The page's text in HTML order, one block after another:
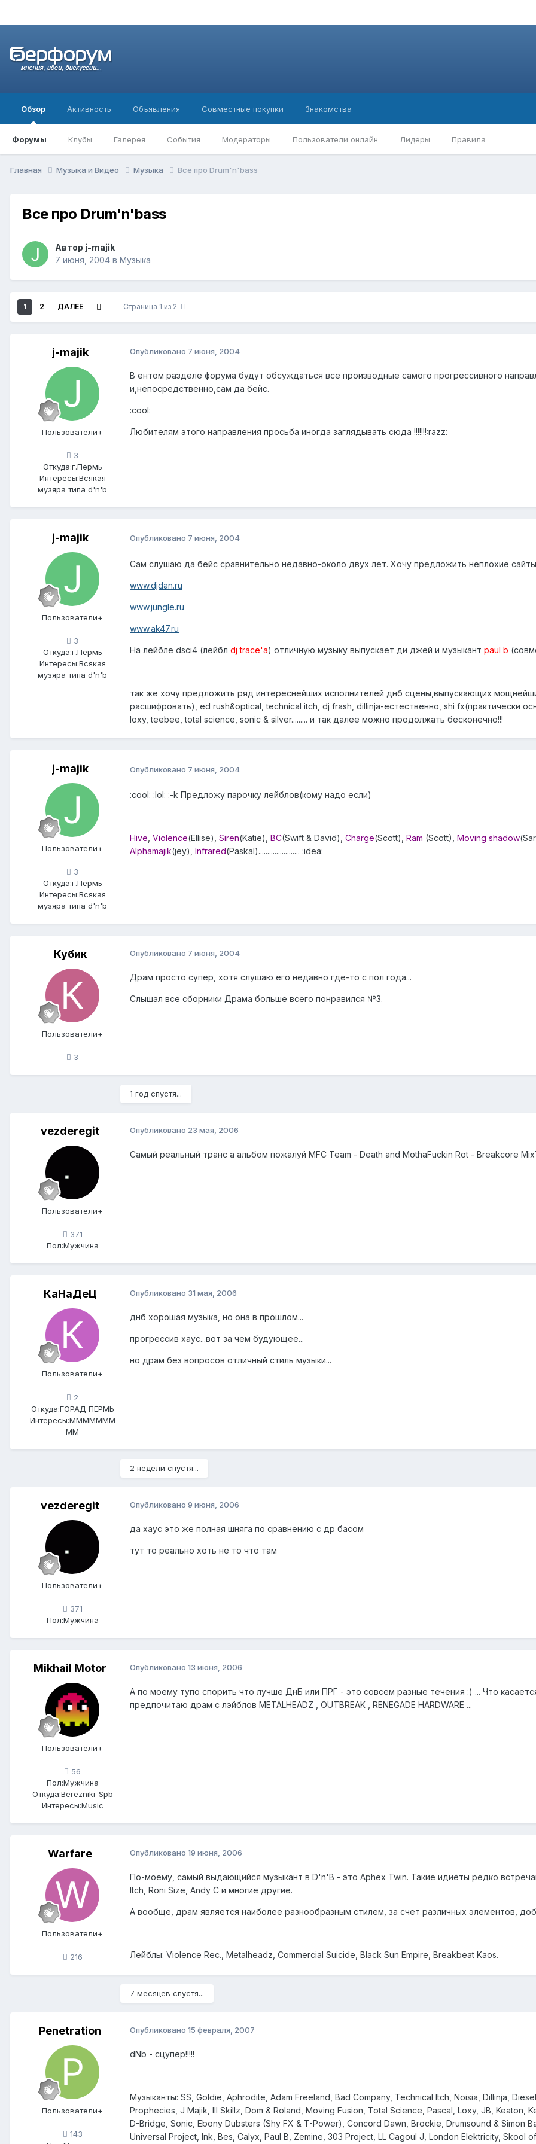
Обзор
Форумы Клубы Галерея События Модераторы Пользователи онлайн Лидеры Правила
Активность Объявления Совместные покупки Знакомства
Главная Музыка и Видео Музыка Все про Drum'n'bass
Все про Drum'n'bass
Автор j-majik
7 июня, 2004 в Музыка
1 2 ДАЛЕЕ Страница 1 из 2
j-majik
Пользователи+
3
Откуда:г.Пермь
Интересы:Всякая
музяра типа d'n'b
Опубликовано 7 июня, 2004
В ентом разделе форума будут обсуждаться все производные самого прогрессивного
и,непосредственно,сам да бейс.
:cool:
Любителям этого направления просьба иногда заглядывать сюда !!!!!!!:razz:
j-majik
Пользователи+
3
Откуда:г.Пермь
Интересы:Всякая
музяра типа d'n'b
Опубликовано 7 июня, 2004
Сам слушаю да бейс сравнительно недавно-около двух лет. Хочу предложить неплохие
www.djdan.ru
www.jungle.ru
www.ak47.ru
На лейбле dsci4 (лейбл dj trace'а) отличную музыку выпускает ди джей и музыкант paul b
так же хочу предложить ряд интереснейших исполнителей днб сцены,выпускающих
расшифровать), ed rush&optical technical itch dj frash dillinja-естественно, shi fx(практически
loxy,teebee total science sonic & silver......... и так далее можно продолжать бесконечно!!!
j-majik
Пользователи+
3
Откуда:г.Пермь
Интересы:Всякая
музяра типа d'n'b
Опубликовано 7 июня, 2004
:cool: :lol: :-k Предложу парочку лейблов(кому надо если)
Hive Violence(Ellise), Siren(Katie), BC(Swift & David), Charge(Scott), Ram (Scott), Moving shadow
Alphamajik(jey), Infrared(Paskal)....................... :idea:
Кубик
Пользователи+
3
Опубликовано 7 июня, 2004
Драм просто супер, хотя слушаю его недавно где-то с пол года...
Слышал все сборники Драма больше всего понравился №3.
1 год спустя...
vezderegit
Пользователи+
371
Пол:Мужчина
Опубликовано 23 мая, 2006
Самый реальный транс а альбом пожалуй MFC Team - Death and MothaFuckin Rot - Breakcore
КаНаДеЦ
Пользователи+
2
Откуда:ГОРАД ПЕРМЬ
Интересы:МММММММ
ММ
Опубликовано 31 мая, 2006
днб хорошая музыка, но она в прошлом...
прогрессив хаус...вот за чем будующее...
но драм без вопросов отличный стиль музыки...
2 недели спустя...
vezderegit
Пользователи+
371
Пол:Мужчина
Опубликовано 9 июня, 2006
да хаус это же полная шняга по сравнению с др басом
тут то реально хоть не то что там
Mikhail Motor
Пользователи+
56
Пол:Мужчина
Откуда:Berezniki-Spb
Интересы:Music
Опубликовано 13 июня, 2006
А по моему тупо спорить что лучше ДнБ или ПРГ - это совсем разные течения :) ... Что
предпочитаю драм с лэйблов METALHEADZ , OUTBREAK , RENEGADE HARDWARE ...
Warfare
Пользователи+
216
Опубликовано 19 июня, 2006
По-моему, самый выдающийся музыкант в D'n'B - это Aphex Twin. Такие идиёты редко
Itch, Roni Size, Andy C и многие другие.
А вообще, драм является наиболее разнообразным стилем, за счет различных элементов,
Лейблы: Violence Rec., Metalheadz, Commercial Suicide, Black Sun Empire, Breakbeat Kaos.
7 месяцев спустя...
Penetration
Пользователи+
143
Опубликовано 15 февраля, 2007
dNb - сцупер!!!!!
Музыканты: SS, Goldie, Aphrodite, Adam Freeland, Bad Company, Technical Itch, Noisia, Dillinja,
Prophecies, J Majik, Ill Skillz, Dom & Roland, Moving Fusion, Total Science, Pascal, Loxy, JB, Keaton,
D-Bridge, Sonic, Ebony Dubsters (Shy FX & T-Power), Concord Dawn, Brockie, Drumsound & Simon
Universal Project, Ink, Bes, Calyx, Paul B, Zemine, 303 Project, LL Cagoul J, London Elektricity, Skool